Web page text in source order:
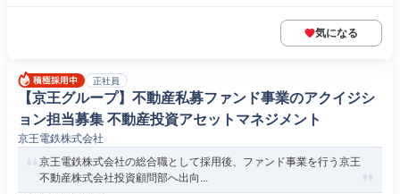
気になる
正社員
【京王グループ】不動産私募ファンド事業のアクイジシ
ョン担当募集 不動産投資アセットマネジメント
京王電鉄株式会社
京王電鉄株式会社の総合職として採用後、ファンド事業を行う京王
不動産株式会社投資顧問部へ出向...